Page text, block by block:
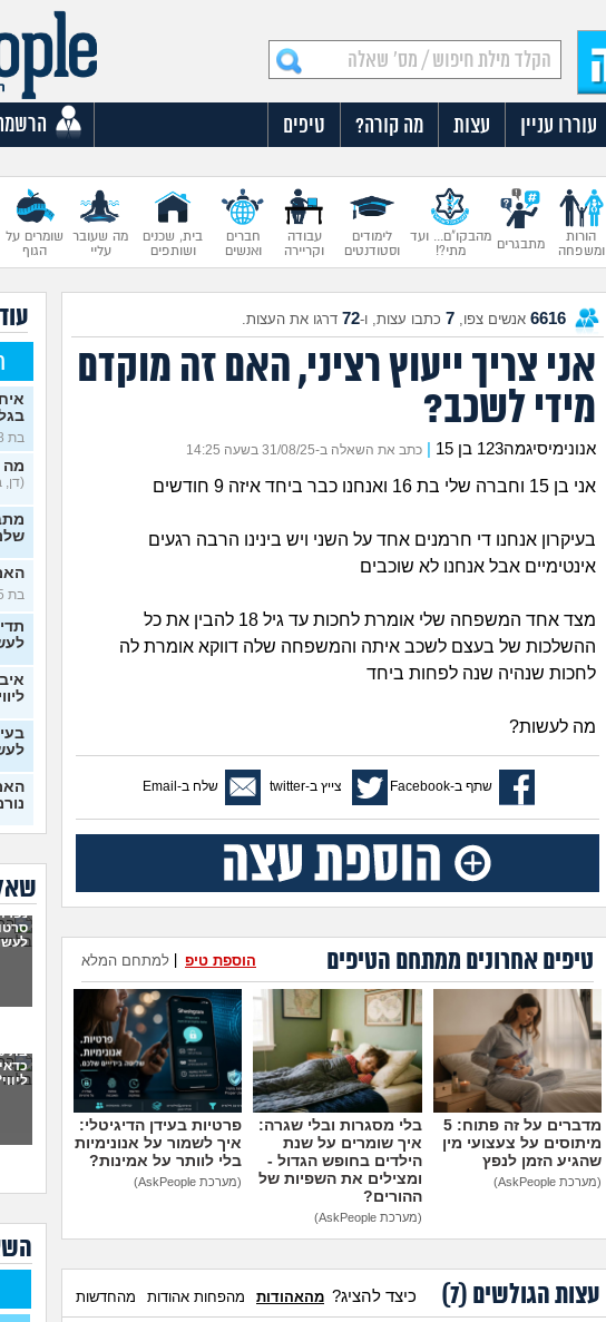
עוררו עניין עצות מה קורה? טיפים
הורות
ומשפחה
מתבגרים
מהבקו"ם... ועד
מתי?!
לימודים
וסטודנטים
עבודה
וקריירה
חברים
ואנשים
בית, שכנים
ושותפים
מה שעובר
עליי
שומרים על
הגוף
6616 אנשים צפו, 7 כתבו עצות, ו-72 דרגו את העצות.
אני צריך ייעוץ רציני, האם זה מוקדם
מידי לשכב?
אנונימיסיגמה123 בן 15 כתב את השאלה ב-31/08/25 בשעה 14:25
אני בן 15 וחברה שלי בת 16 ואנחנו כבר ביחד איזה 9 חודשים
בעיקרון אנחנו די חרמנים אחד על השני ויש בינינו הרבה רגעים
אינטימיים אבל אנחנו לא שוכבים
מצד אחד המשפחה שלי אומרת לחכות עד גיל 18 להבין את כל
ההשלכות של בעצם לשכב איתה והמשפחה שלה דווקא אומרת לה
לחכות שנהיה שנה לפחות ביחד
מה לעשות?
שתף ב-Facebook צייץ ב-twitter שלח ב-Email
טיפים אחרונים ממתחם הטיפים למתחם המלא הוספת טיפ
מדברים על זה פתוח: 5
מיתוסים על צעצועי מין
שהגיע הזמן לנפץ
(מערכת AskPeople)
בלי מסגרות ובלי שגרה:
איך שומרים על שנת
הילדים בחופש הגדול -
ומצילים את השפיות של
ההורים?
(מערכת AskPeople)
פרטיות בעידן הדיגיטלי:
איך לשמור על אנונימיות
בלי לוותר על אמינות?
(מערכת AskPeople)
עצות הגולשים (7
) כיצד להציג? מהאהודות מהפחות אהודות מהחדשות
בת 18)
מה
(דן, בן
בת 25)
ליווי
6
לא
מה
30)
עם